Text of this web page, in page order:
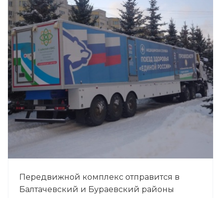
Передвижной комплекс отправится в
Балтачевский и Бураевский районы